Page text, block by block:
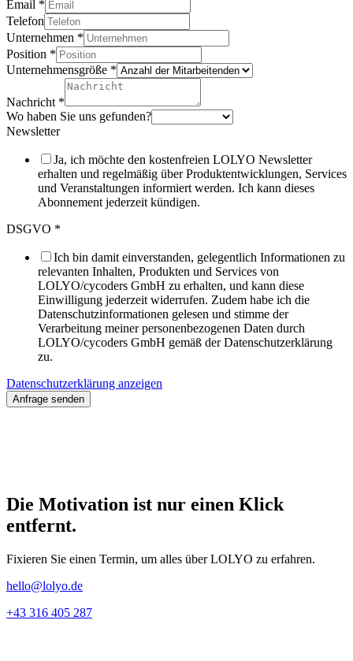
Email *
Telefon
Unternehmen *
Position *
Unternehmensgröße *
Nachricht *
Wo haben Sie uns gefunden?
Newsletter
Ja, ich möchte den kostenfreien LOLYO Newsletter
erhalten und regelmäßig über Produktentwicklungen, Services
und Veranstaltungen informiert werden. Ich kann dieses
Abonnement jederzeit kündigen.
DSGVO *
Ich bin damit einverstanden, gelegentlich Informationen zu
relevanten Inhalten, Produkten und Services von
LOLYO/cycoders GmbH zu erhalten, und kann diese
Einwilligung jederzeit widerrufen. Zudem habe ich die
Datenschutzinformationen gelesen und stimme der
Verarbeitung meiner personenbezogenen Daten durch
LOLYO/cycoders GmbH gemäß der Datenschutzerklärung
zu.
Datenschutzerklärung anzeigen
Anfrage senden
Die Motivation ist nur einen Klick
entfernt.
Fixieren Sie einen Termin, um alles über LOLYO zu erfahren.
hello@lolyo.de
+43 316 405 287